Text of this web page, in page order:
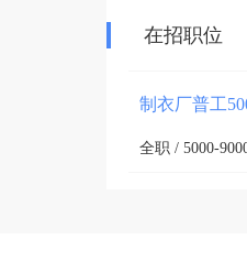
在招职位
制衣厂普工
全职 / 5000-